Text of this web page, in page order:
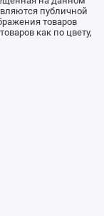
публичной
товаров
как по цвету,